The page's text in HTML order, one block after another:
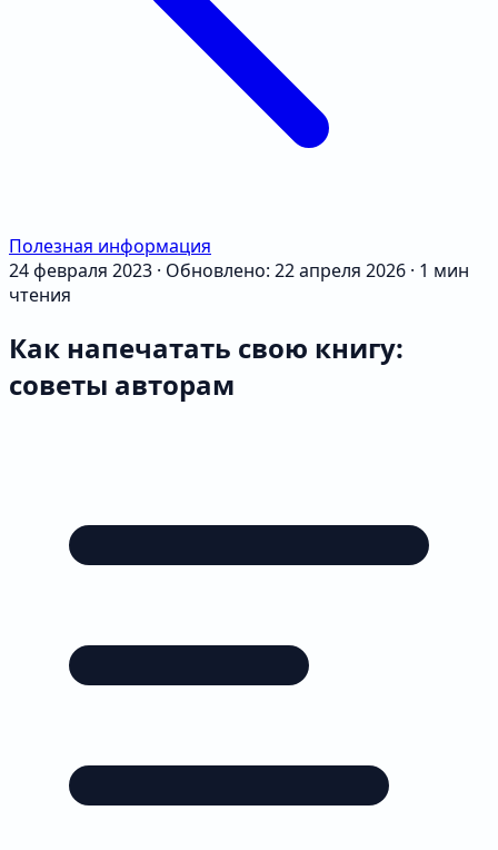
Полезная информация
24 февраля 2023 · Обновлено: 22 апреля 2026 · 1 мин
чтения
Как напечатать свою книгу:
советы авторам